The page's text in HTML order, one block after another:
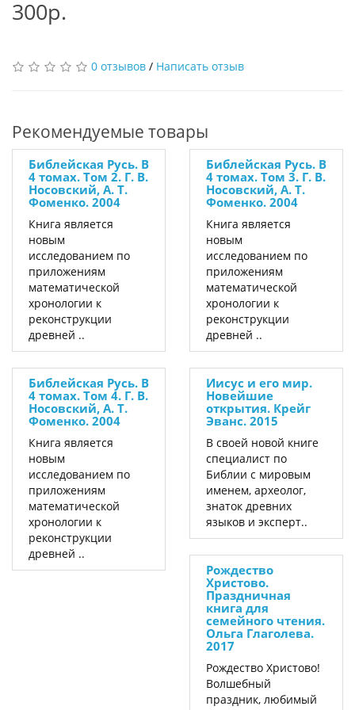
300р.
0 отзывов / Написать отзыв
Рекомендуемые товары
Библейская Русь. В
4 томах. Том 2. Г. В.
Носовский, А. Т.
Фоменко. 2004
Книга является
новым
исследованием по
приложениям
математической
хронологии к
реконструкции
древней ..
Библейская Русь. В
4 томах. Том 3. Г. В.
Носовский, А. Т.
Фоменко. 2004
Книга является
новым
исследованием по
приложениям
математической
хронологии к
реконструкции
древней ..
Библейская Русь. В
4 томах. Том 4. Г. В.
Носовский, А. Т.
Фоменко. 2004
Книга является
новым
исследованием по
приложениям
математической
хронологии к
реконструкции
древней ..
Иисус и его мир.
Новейшие
открытия. Крейг
Эванс. 2015
В своей новой книге
специалист по
Библии с мировым
именем, археолог,
знаток древних
языков и эксперт..
Рождество
Христово.
Праздничная
книга для
семейного чтения.
Ольга Глаголева.
2017
Рождество Христово!
Волшебный
праздник, любимый